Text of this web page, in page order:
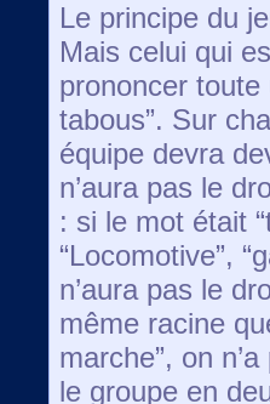
Le principe du
Mais celui qui
prononcer
tabous”. Sur
équipe devra
n’aura pas le
: si le mot était
“Locomotive”,
n’aura pas le
même racine
marche”, on
le groupe en